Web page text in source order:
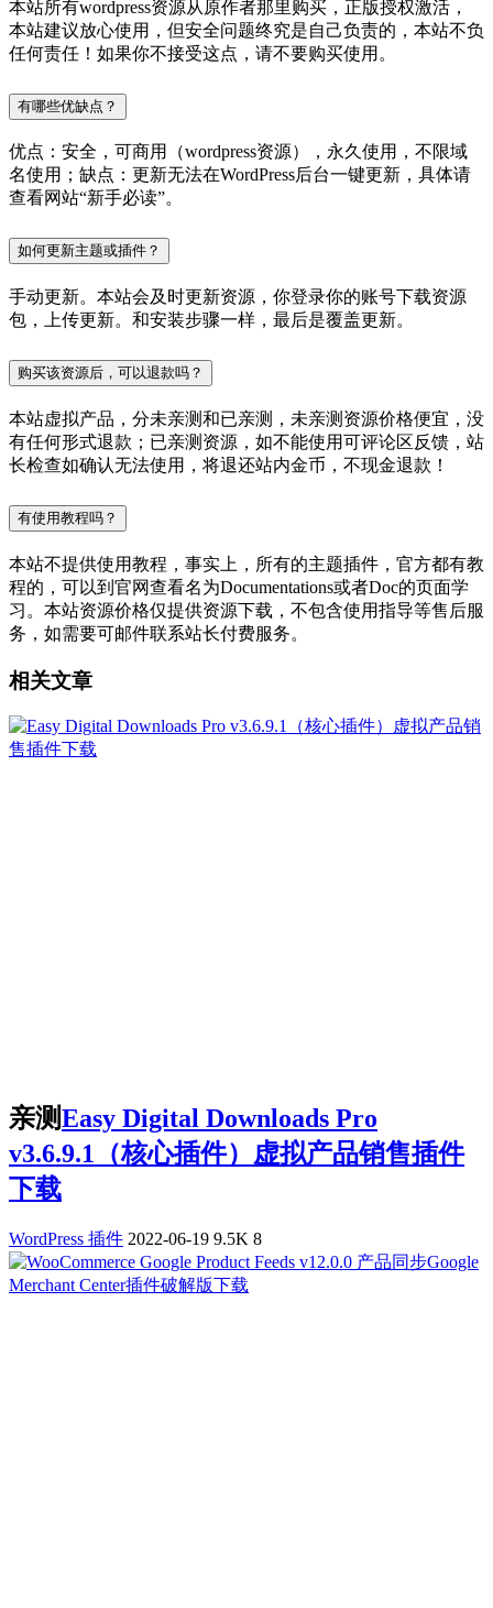
本站所有wordpress资源从原作者那里购买，正版授权激活，
本站建议放心使用，但安全问题终究是自己负责的，本站不负
任何责任！如果你不接受这点，请不要购买使用。
有哪些优缺点？
优点：安全，可商用（wordpress资源），永久使用，不限域
名使用；缺点：更新无法在WordPress后台一键更新，具体请
查看网站“新手必读”。
如何更新主题或插件？
手动更新。本站会及时更新资源，你登录你的账号下载资源
包，上传更新。和安装步骤一样，最后是覆盖更新。
购买该资源后，可以退款吗？
本站虚拟产品，分未亲测和已亲测，未亲测资源价格便宜，没
有任何形式退款；已亲测资源，如不能使用可评论区反馈，站
长检查如确认无法使用，将退还站内金币，不现金退款！
有使用教程吗？
本站不提供使用教程，事实上，所有的主题插件，官方都有教
程的，可以到官网查看名为Documentations或者Doc的页面学
习。本站资源价格仅提供资源下载，不包含使用指导等售后服
务，如需要可邮件联系站长付费服务。
相关文章
亲测Easy Digital Downloads Pro
v3.6.9.1（核心插件）虚拟产品销售插件
下载
WordPress 插件 2022-06-19 9.5K 8